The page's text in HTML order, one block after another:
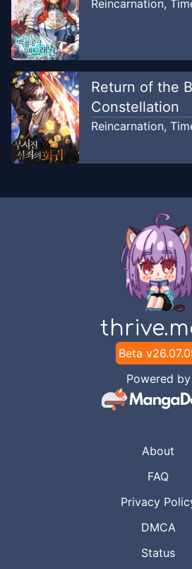
Reincarnation,
Return of the
Constellation
Reincarnation,
Beta v
Powered by
About
FAQ
Privacy
DMCA
Status